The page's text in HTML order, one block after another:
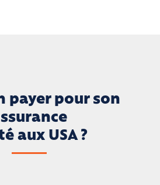
payer pour son
aux USA ?